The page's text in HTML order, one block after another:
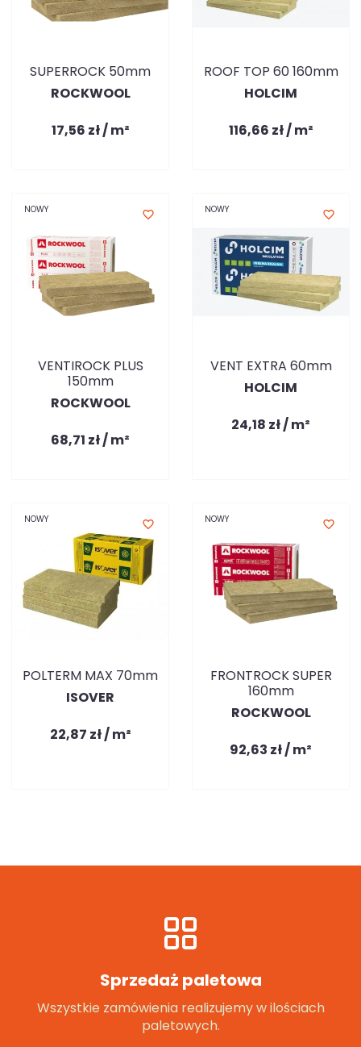
SUPERROCK 50mm
ROCKWOOL
17,56 zł / m²
ROOF TOP 60 160mm
HOLCIM
116,66 zł / m²
NOWY favorite_border
VENTIROCK PLUS
150mm
ROCKWOOL
68,71 zł / m²
NOWY favorite_border
VENT EXTRA 60mm
HOLCIM
24,18 zł / m²
NOWY favorite_border
POLTERM MAX 70mm
ISOVER
22,87 zł / m²
NOWY favorite_border
FRONTROCK SUPER
160mm
ROCKWOOL
92,63 zł / m²
Sprzedaż paletowa
Wszystkie zamówienia realizujemy w ilościach
paletowych.